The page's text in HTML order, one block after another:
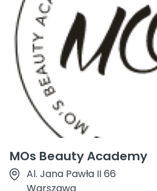
MOs Beauty Academy
Al. Jana Pawła II 66